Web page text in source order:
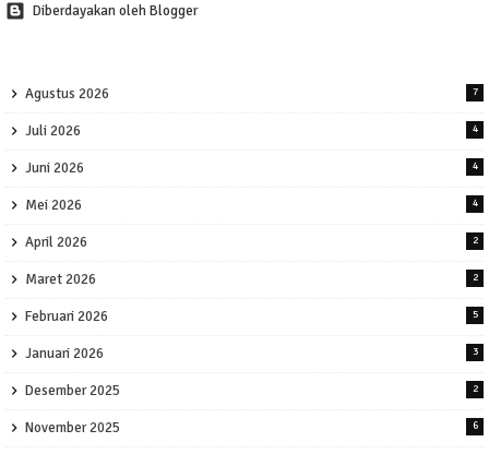
Diberdayakan oleh Blogger
Agustus 2026 7
Juli 2026 4
Juni 2026 4
Mei 2026 4
April 2026 2
Maret 2026 2
Februari 2026 5
Januari 2026 3
Desember 2025 2
November 2025 6